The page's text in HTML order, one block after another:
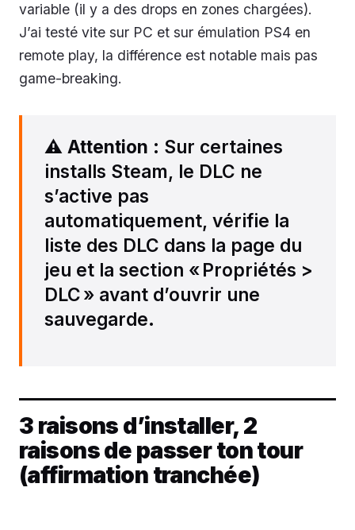
variable (il y a des drops en zones chargées).
J’ai testé vite sur PC et sur émulation PS4 en
remote play, la différence est notable mais pas
game-breaking.
⚠️ Attention : Sur certaines
installs Steam, le DLC ne
s’active pas
automatiquement, vérifie la
liste des DLC dans la page du
jeu et la section « Propriétés >
DLC » avant d’ouvrir une
sauvegarde.
3 raisons d’installer, 2
raisons de passer ton tour
(affirmation tranchée)